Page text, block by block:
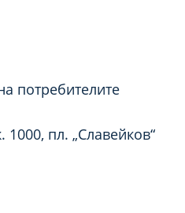
потребителите
пл. „Славейков“